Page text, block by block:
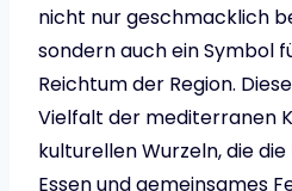
nicht nur geschmacklich
sondern auch ein Symbol
Reichtum der Region.
Vielfalt der mediterranen
kulturellen Wurzeln, die
Essen und gemeinsames